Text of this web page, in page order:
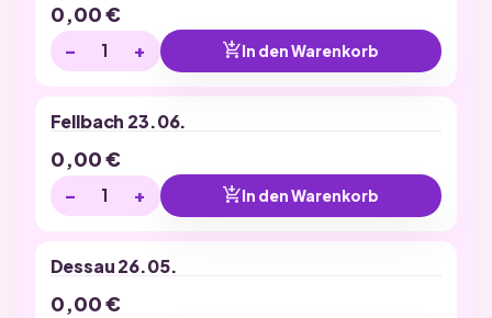
0,00€
− + add_shopping_cartIn den Warenkorb
Fellbach 23.06.
0,00€
− + add_shopping_cartIn den Warenkorb
Dessau 26.05.
0,00€